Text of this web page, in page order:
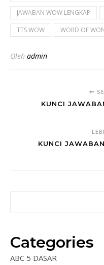
JAWABAN WOW LENGKAP
TTS WOW
WORD OF
Oleh admin
KUNCI
KUNCI
Categories
ABC 5 DASAR